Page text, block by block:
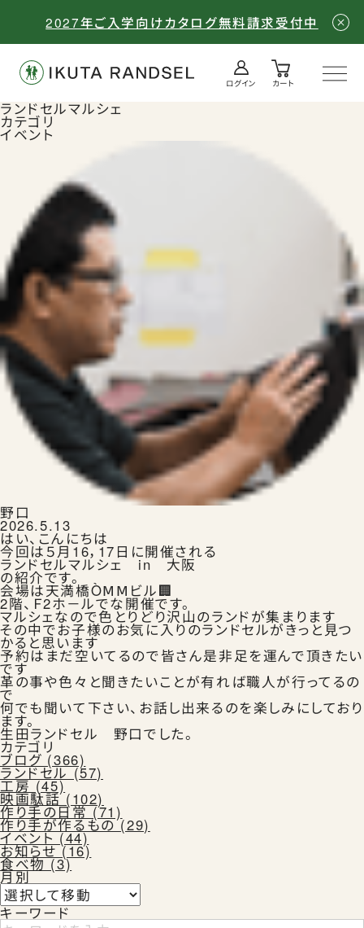
2027年ご入学向けカタログ無料請求受付中
ログイン カート
カート
ランドセルを注文する
生田ランドセルのこと
生田ランドセルにふれる
ランドセルの選びかた
お知らせ
お問合せ
ランドセルマルシェ
カテゴリ
イベント
野口
2026.5.13
はい、こんにちは
今回は５月16，17日に開催される
ランドセルマルシェ in 大阪
の紹介です。
会場は天満橋ÒⅯⅯビル🏢
2階、Ｆ2ホ－ルでな開催です。
マルシェなので色とりどり沢山のランドが集まります
その中でお子様のお気に入りのランドセルがきっと見つ
かると思います
予約はまだ空いてるので皆さん是非足を運んで頂きたい
です
革の事や色々と聞きたいことが有れば職人が行ってるの
で
何でも聞いて下さい、お話し出来るのを楽しみにしており
ます。
生田ランドセル 野口でした。
カテゴリ
ブログ (366)
ランドセル (57)
工房 (45)
映画駄話 (102)
作り手の日常 (71)
作り手が作るもの (29)
イベント (44)
お知らせ (16)
食べ物 (3)
月別
キーワード